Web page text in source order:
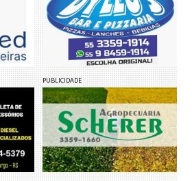
PUBLICIDADE